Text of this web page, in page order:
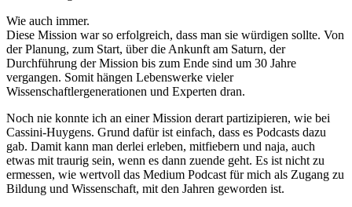
Wie auch immer.
Diese Mission war so erfolgreich, dass man sie würdigen sollte. Von
der Planung, zum Start, über die Ankunft am Saturn, der
Durchführung der Mission bis zum Ende sind um 30 Jahre
vergangen. Somit hängen Lebenswerke vieler
Wissenschaftlergenerationen und Experten dran.
Noch nie konnte ich an einer Mission derart partizipieren, wie bei
Cassini-Huygens. Grund dafür ist einfach, dass es Podcasts dazu
gab. Damit kann man derlei erleben, mitfiebern und naja, auch
etwas mit traurig sein, wenn es dann zuende geht. Es ist nicht zu
ermessen, wie wertvoll das Medium Podcast für mich als Zugang zu
Bildung und Wissenschaft, mit den Jahren geworden ist.